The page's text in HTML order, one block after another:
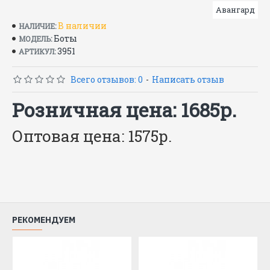
НАЛИЧИЕ:В наличии
МОДЕЛЬ:Боты
АРТИКУЛ:3951
Авангард
Всего отзывов: 0 - Написать отзыв
Розничная цена: 1685р.
Оптовая цена: 1575р.
РЕКОМЕНДУЕМ